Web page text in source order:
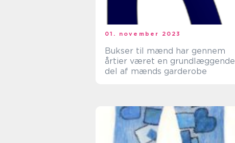
01. november 2023
Bukser til mænd har gennem
årtier været en grundlæggende
del af mænds garderobe